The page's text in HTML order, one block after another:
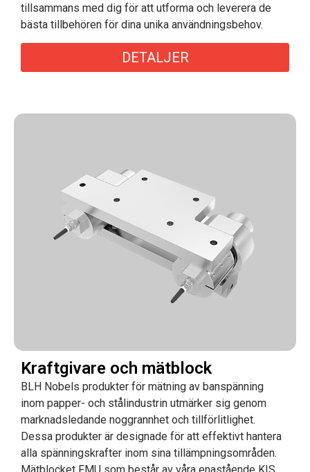
tillsammans med dig för att utforma och leverera de
bästa tillbehören för dina unika användningsbehov.
DETALJER
Kraftgivare och mätblock
BLH Nobels produkter för mätning av banspänning
inom papper- och stålindustrin utmärker sig genom
marknadsledande noggrannhet och tillförlitlighet.
Dessa produkter är designade för att effektivt hantera
alla spänningskrafter inom sina tillämpningsområden.